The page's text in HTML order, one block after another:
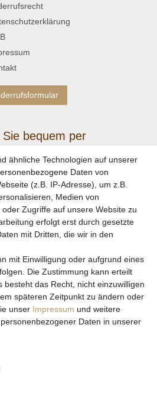
Sie bequem per
mit
zzgl. Versandkosten und ggf.
ähnliche Technologien auf unserer
Daten von
(z.B. IP-Adresse), um z.B.
Medien von
Zugriffe auf unsere Website zu
erfolgt erst durch gesetzte
mit Dritten, die wir in den
mit Einwilligung oder aufgrund eines
Die Zustimmung kann erteilt
besteht das Recht, nicht einzuwilligen
späteren Zeitpunkt zu ändern oder
unser Impressum und weitere
Daten in unserer